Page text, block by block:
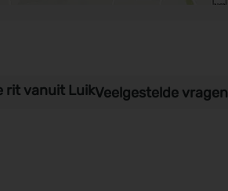
rit vanuit LuikVeelgestelde vragen